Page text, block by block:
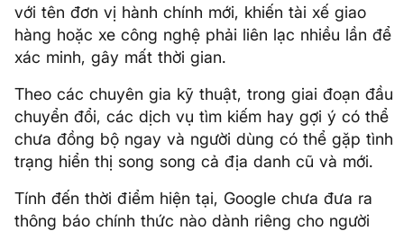
với tên đơn vị hành chính mới, khiến tài xế giao
hàng hoặc xe công nghệ phải liên lạc nhiều lần để
xác minh, gây mất thời gian.
Theo các chuyên gia kỹ thuật, trong giai đoạn đầu
chuyển đổi, các dịch vụ tìm kiếm hay gợi ý có thể
chưa đồng bộ ngay và người dùng có thể gặp tình
trạng hiển thị song song cả địa danh cũ và mới.
Tính đến thời điểm hiện tại, Google chưa đưa ra
thông báo chính thức nào dành riêng cho người